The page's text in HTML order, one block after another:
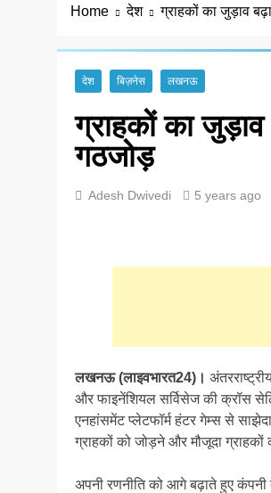
Home देश ग्राहकों का जुड़ाव
देश बिज़नेस लखनऊ
ग्राहकों का
गठजोड़
Adesh Dwivedi 5 years ago
लखनऊ (लाइवभारत24)।
और फाइनेंशियल सर्विसेज की क्रॉस
एनहांसमेंट प्लेटफॉर्म हंटर गेम्स से
ग्राहकों को जोड़ने और मौजूदा ग्राहकों
अपनी रणनीति को आगे बढ़ाते हुए